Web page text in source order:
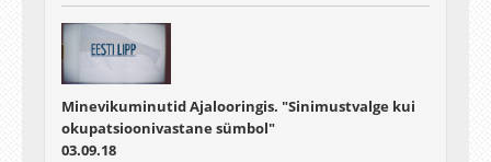
Minevikuminutid Ajalooringis. "Sinimustvalge kui
okupatsioonivastane sümbol"
03.09.18